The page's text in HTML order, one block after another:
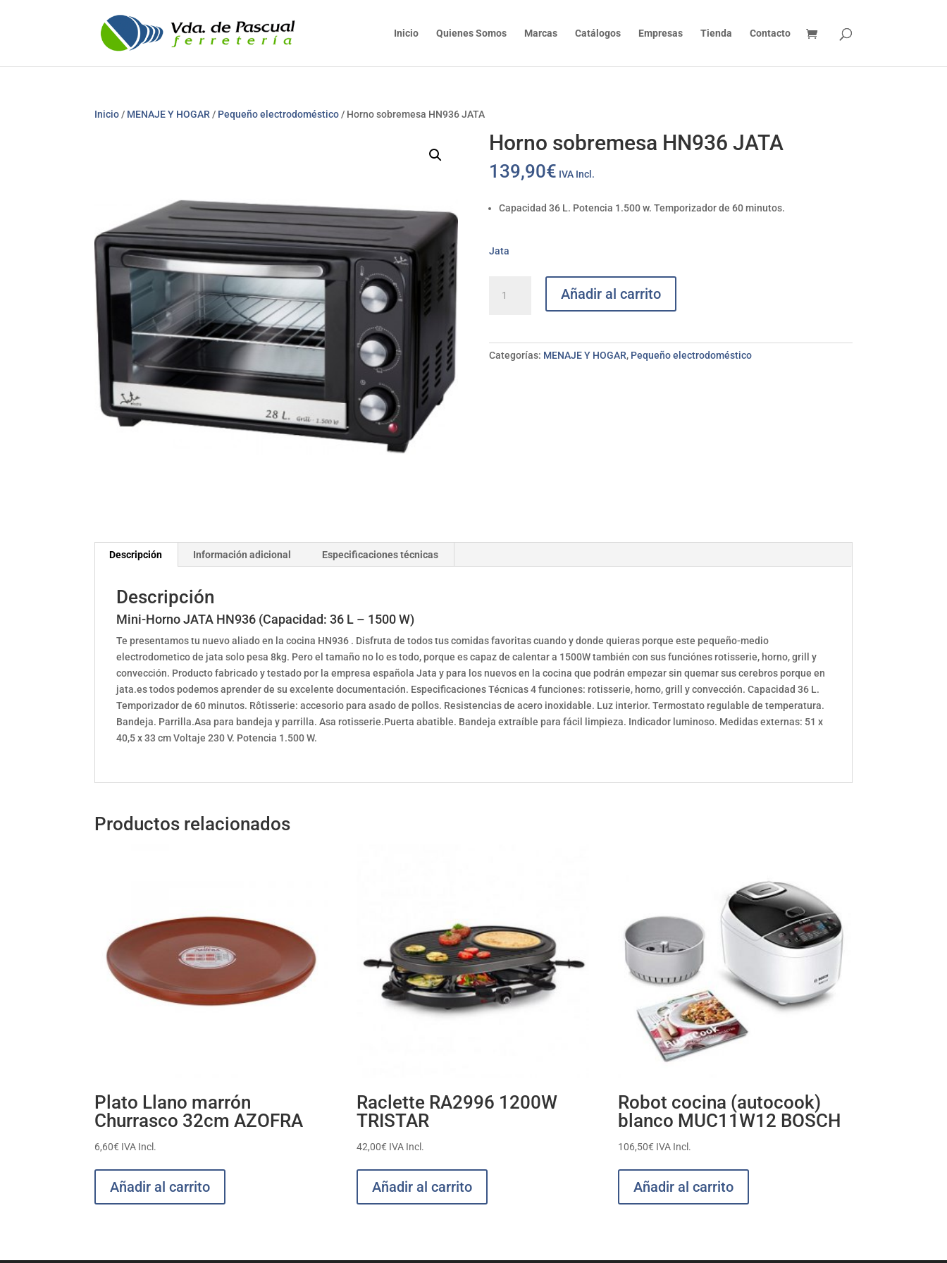
Inicio Quienes Somos Marcas Catálogos Empresas Tienda Contacto
Inicio / MENAJE Y HOGAR / Pequeño electrodoméstico / Horno sobremesa HN936 JATA
Horno sobremesa HN936 JATA
139,90€ IVA Incl.
Capacidad 36 L. Potencia 1.500 w. Temporizador de 60 minutos.
Jata
sobremesa
Añadir al carrito
Categorías: MENAJE Y HOGAR, Pequeño electrodoméstico
Descripción Información adicional Especificaciones técnicas
Descripción
Mini-Horno JATA HN936 (Capacidad: 36 L – 1500 W)
Te presentamos tu nuevo aliado en la cocina HN936 . Disfruta de todos tus comidas favoritas cuando y donde quieras porque este pequeño-medio
electrodometico de jata solo pesa 8kg. Pero el tamaño no lo es todo, porque es capaz de calentar a 1500W también con sus funciónes rotisserie, horno, grill y
convección. Producto fabricado y testado por la empresa española Jata y para los nuevos en la cocina que podrán empezar sin quemar sus cerebros porque en
jata.es todos podemos aprender de su excelente documentación. Especificaciones Técnicas 4 funciones: rotisserie, horno, grill y convección. Capacidad 36 L.
Temporizador de 60 minutos. Rôtisserie: accesorio para asado de pollos. Resistencias de acero inoxidable. Luz interior. Termostato regulable de temperatura.
Bandeja. Parrilla.Asa para bandeja y parrilla. Asa rotisserie.Puerta abatible. Bandeja extraíble para fácil limpieza. Indicador luminoso. Medidas externas: 51 x
40,5 x 33 cm Voltaje 230 V. Potencia 1.500 W.
Productos relacionados
Plato Llano marrón
Churrasco 32cm AZOFRA
6,60€ IVA Incl.
Añadir al carrito
Raclette RA2996 1200W
TRISTAR
42,00€ IVA Incl.
Añadir al carrito
Robot cocina (autocook)
blanco MUC11W12 BOSCH
106,50€ IVA Incl.
Añadir al carrito